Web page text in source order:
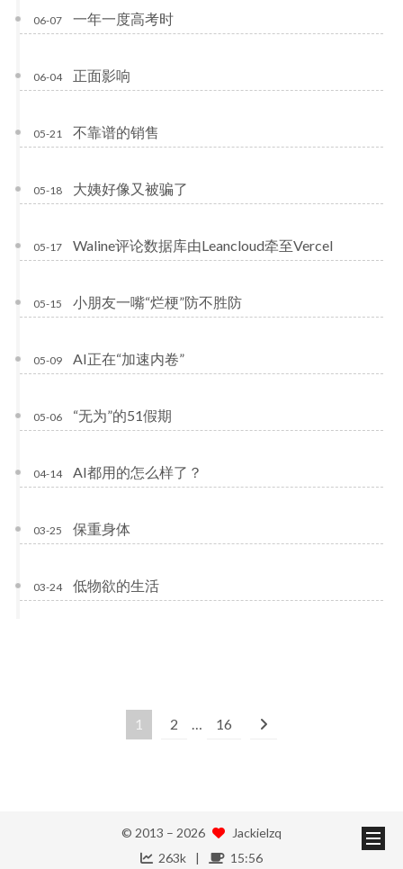
06-07 一年一度高考时
06-04 正面影响
05-21 不靠谱的销售
05-18 大姨好像又被骗了
05-17 Waline评论数据库由Leancloud牵至Vercel
05-15 小朋友一嘴“烂梗”防不胜防
05-09 AI正在“加速内卷”
05-06 “无为”的51假期
04-14 AI都用的怎么样了？
03-25 保重身体
03-24 低物欲的生活
1 2 … 16
© 2013 – 2026
Jackielzq
263k
15:56